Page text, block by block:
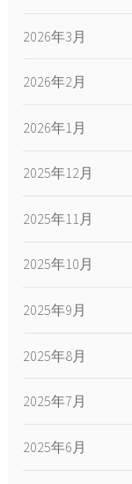
2026年3月
2026年2月
2026年1月
2025年12月
2025年11月
2025年10月
2025年9月
2025年8月
2025年7月
2025年6月